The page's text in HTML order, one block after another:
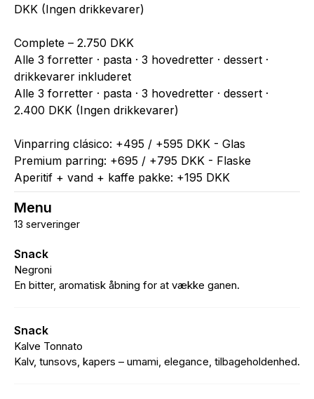
DKK (Ingen drikkevarer)
Complete – 2.750 DKK
Alle 3 forretter · pasta · 3 hovedretter · dessert ·
drikkevarer inkluderet
Alle 3 forretter · pasta · 3 hovedretter · dessert ·
2.400 DKK (Ingen drikkevarer)
Vinparring clásico: +495 / +595 DKK - Glas
Premium parring: +695 / +795 DKK - Flaske
Aperitif + vand + kaffe pakke: +195 DKK
Menu
13 serveringer
Snack
Negroni
En bitter, aromatisk åbning for at vække ganen.
Snack
Kalve Tonnato
Kalv, tunsovs, kapers – umami, elegance, tilbageholdenhed.